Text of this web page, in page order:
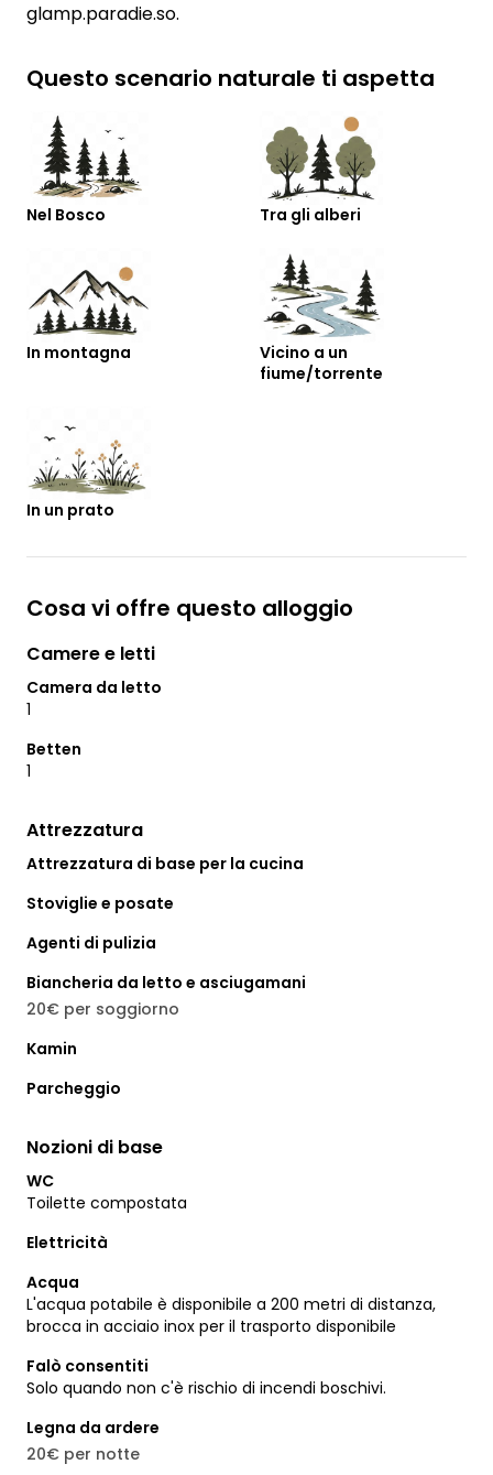
glamp.paradie.so.
Questo scenario naturale ti aspetta
Nel Bosco Tra gli alberi
In montagna
Vicino a un
fiume/torrente
In un prato
Cosa vi offre questo alloggio
Camere e letti
Camera da letto
1
Betten
1
Attrezzatura
Attrezzatura di base per la cucina
Stoviglie e posate
Agenti di pulizia
Biancheria da letto e asciugamani
20€ per soggiorno
Kamin
Parcheggio
Nozioni di base
WC
Toilette compostata
Elettricità
Acqua
L'acqua potabile è disponibile a 200 metri di distanza,
brocca in acciaio inox per il trasporto disponibile
Falò consentiti
Solo quando non c'è rischio di incendi boschivi.
Legna da ardere
20€ per notte